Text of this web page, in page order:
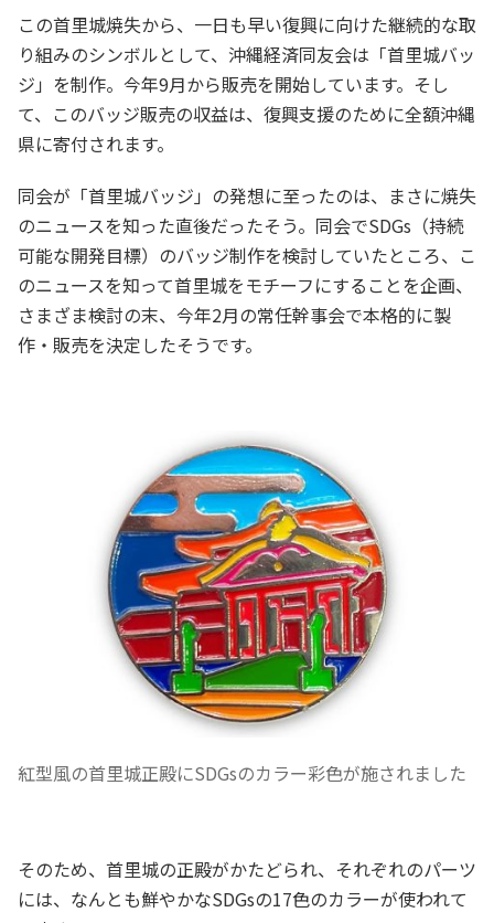
この首里城焼失から、一日も早い復興に向けた継続的な取
り組みのシンボルとして、沖縄経済同友会は「首里城バッ
ジ」を制作。今年9月から販売を開始しています。そし
て、このバッジ販売の収益は、復興支援のために全額沖縄
県に寄付されます。
同会が「首里城バッジ」の発想に至ったのは、まさに焼失
のニュースを知った直後だったそう。同会でSDGs（持続
可能な開発目標）のバッジ制作を検討していたところ、こ
のニュースを知って首里城をモチーフにすることを企画、
さまざま検討の末、今年2月の常任幹事会で本格的に製
作・販売を決定したそうです。
紅型風の首里城正殿にSDGsのカラー彩色が施されました
そのため、首里城の正殿がかたどられ、それぞれのパーツ
には、なんとも鮮やかなSDGsの17色のカラーが使われて